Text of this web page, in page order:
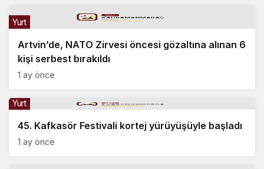
Artvin’de, NATO Zirvesi öncesi gözaltına alınan 6
kişi serbest bırakıldı
Yurt
1 ay önce
45. Kafkasör Festivali kortej yürüyüşüyle başladı
Yurt
1 ay önce